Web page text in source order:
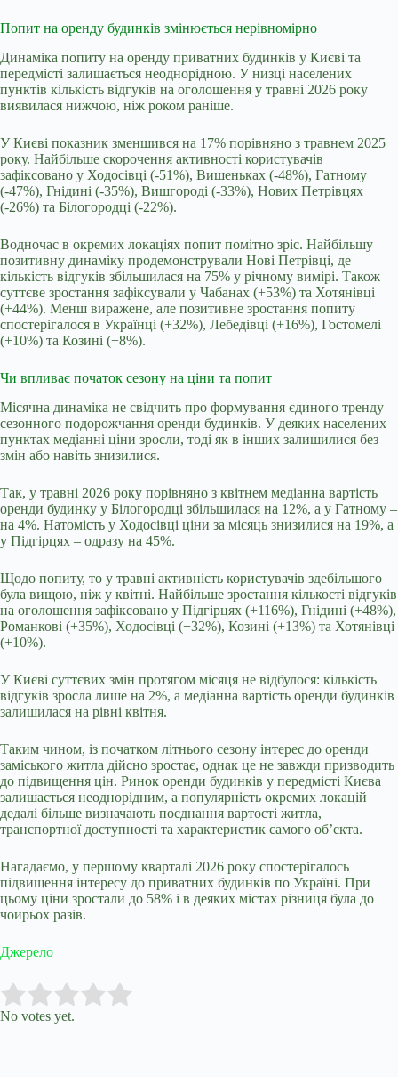
Попит на оренду будинків змінюється нерівномірно
Динаміка попиту на оренду приватних будинків у Києві та
передмісті залишається неоднорідною. У низці населених
пунктів кількість відгуків на оголошення у травні 2026 року
виявилася нижчою, ніж роком раніше.
У Києві показник зменшився на 17% порівняно з травнем 2025
року. Найбільше скорочення активності користувачів
зафіксовано у Ходосівці (-51%), Вишеньках (-48%), Гатному
(-47%), Гнідині (-35%), Вишгороді (-33%), Нових Петрівцях
(-26%) та Білогородці (-22%).
Водночас в окремих локаціях попит помітно зріс. Найбільшу
позитивну динаміку продемонстрували Нові Петрівці, де
кількість відгуків збільшилася на 75% у річному вимірі. Також
суттєве зростання зафіксували у Чабанах (+53%) та Хотянівці
(+44%). Менш виражене, але позитивне зростання попиту
спостерігалося в Українці (+32%), Лебедівці (+16%), Гостомелі
(+10%) та Козині (+8%).
Чи впливає початок сезону на ціни та попит
Місячна динаміка не свідчить про формування єдиного тренду
сезонного подорожчання оренди будинків. У деяких населених
пунктах медіанні ціни зросли, тоді як в інших залишилися без
змін або навіть знизилися.
Так, у травні 2026 року порівняно з квітнем медіанна вартість
оренди будинку у Білогородці збільшилася на 12%, а у Гатному –
на 4%. Натомість у Ходосівці ціни за місяць знизилися на 19%, а
у Підгірцях – одразу на 45%.
Щодо попиту, то у травні активність користувачів здебільшого
була вищою, ніж у квітні. Найбільше зростання кількості відгуків
на оголошення зафіксовано у Підгірцях (+116%), Гнідині (+48%),
Романкові (+35%), Ходосівці (+32%), Козині (+13%) та Хотянівці
(+10%).
У Києві суттєвих змін протягом місяця не відбулося: кількість
відгуків зросла лише на 2%, а медіанна вартість оренди будинків
залишилася на рівні квітня.
Таким чином, із початком літнього сезону інтерес до оренди
заміського житла дійсно зростає, однак це не завжди призводить
до підвищення цін. Ринок оренди будинків у передмісті Києва
залишається неоднорідним, а популярність окремих локацій
дедалі більше визначають поєднання вартості житла,
транспортної доступності та характеристик самого об’єкта.
Нагадаємо, у першому кварталі 2026 року спостерігалось
підвищення інтересу до приватних будинків по Україні. При
цьому ціни зростали до 58% і в деяких містах різниця була до
чоирьох разів.
Джерело
Rate this item:
No votes yet.